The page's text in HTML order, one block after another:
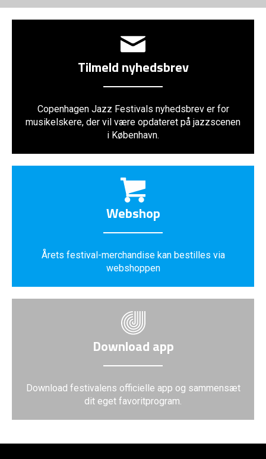
Tilmeld nyhedsbrev
Copenhagen Jazz Festivals nyhedsbrev er for
musikelskere, der vil være opdateret på jazzscenen
i København.
Webshop
Årets festival-merchandise kan bestilles via
webshoppen
Download app
Download festivalens officielle app og sammensæt
dit eget favoritprogram.